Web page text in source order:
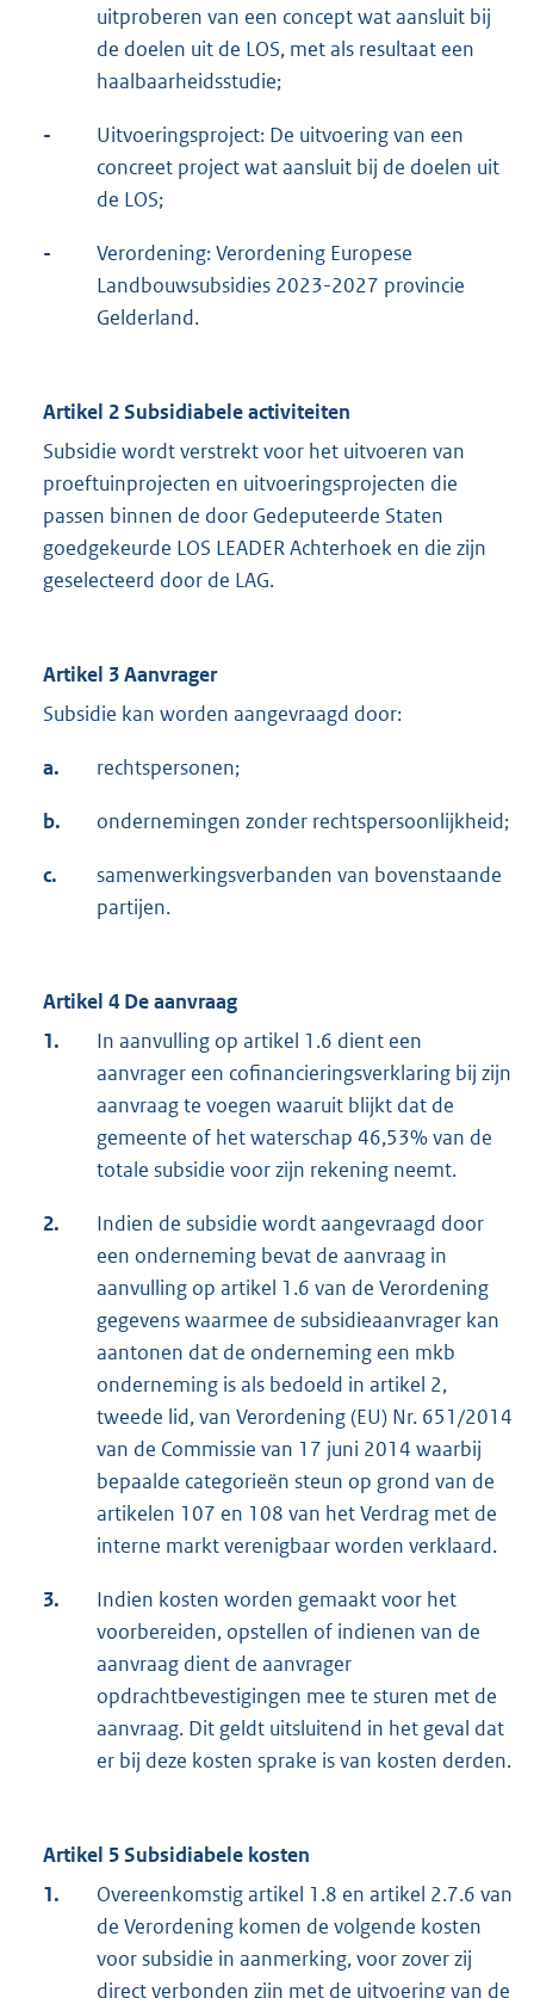
uitproberen van een concept wat aansluit bij
de doelen uit de LOS, met als resultaat een
haalbaarheidsstudie;
-
Uitvoeringsproject: De uitvoering van een
concreet project wat aansluit bij de doelen uit
de LOS;
-
Verordening: Verordening Europese
Landbouwsubsidies 2023-2027 provincie
Gelderland.
Artikel 2 Subsidiabele activiteiten
Subsidie wordt verstrekt voor het uitvoeren van
proeftuinprojecten en uitvoeringsprojecten die
passen binnen de door Gedeputeerde Staten
goedgekeurde LOS LEADER Achterhoek en die zijn
geselecteerd door de LAG.
Artikel 3 Aanvrager
Subsidie kan worden aangevraagd door:
a. rechtspersonen;
b. ondernemingen zonder rechtspersoonlijkheid;
c.
samenwerkingsverbanden van bovenstaande
partijen.
Artikel 4 De aanvraag
1.
In aanvulling op artikel 1.6 dient een
aanvrager een cofinancieringsverklaring bij zijn
aanvraag te voegen waaruit blijkt dat de
gemeente of het waterschap 46,53% van de
totale subsidie voor zijn rekening neemt.
2.
Indien de subsidie wordt aangevraagd door
een onderneming bevat de aanvraag in
aanvulling op artikel 1.6 van de Verordening
gegevens waarmee de subsidieaanvrager kan
aantonen dat de onderneming een mkb
onderneming is als bedoeld in artikel 2,
tweede lid, van Verordening (EU) Nr. 651/2014
van de Commissie van 17 juni 2014 waarbij
bepaalde categorieën steun op grond van de
artikelen 107 en 108 van het Verdrag met de
interne markt verenigbaar worden verklaard.
3.
Indien kosten worden gemaakt voor het
voorbereiden, opstellen of indienen van de
aanvraag dient de aanvrager
opdrachtbevestigingen mee te sturen met de
aanvraag. Dit geldt uitsluitend in het geval dat
er bij deze kosten sprake is van kosten derden.
Artikel 5 Subsidiabele kosten
1.
Overeenkomstig artikel 1.8 en artikel 2.7.6 van
de Verordening komen de volgende kosten
voor subsidie in aanmerking, voor zover zij
direct verbonden zijn met de uitvoering van de